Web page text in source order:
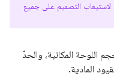
التصميم على جميع
اللوحة المكانية، والحدّ